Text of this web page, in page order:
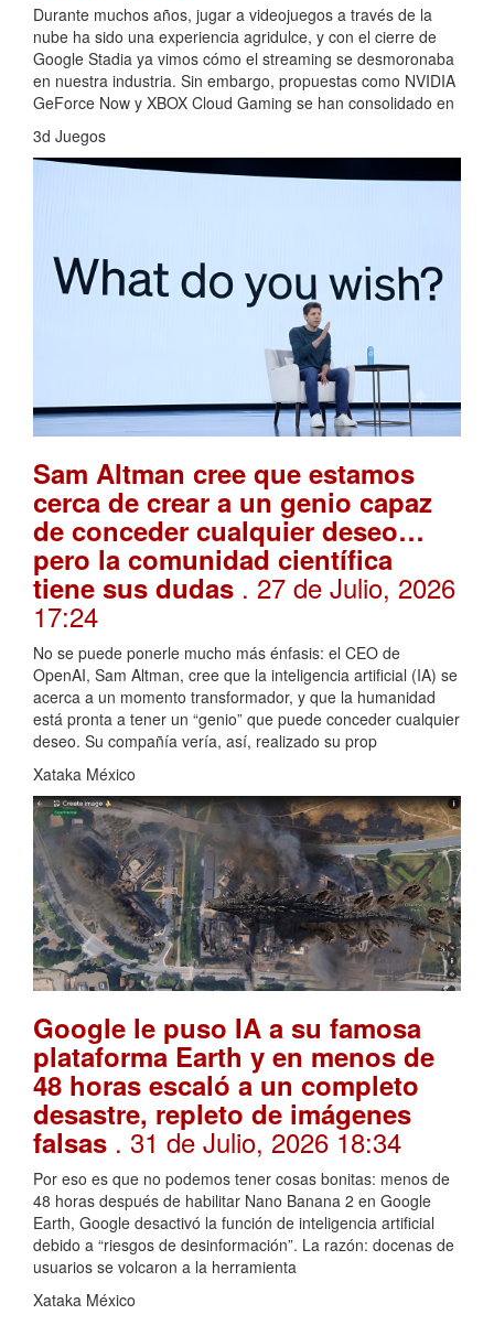
Durante muchos años, jugar a videojuegos a través de la
nube ha sido una experiencia agridulce, y con el cierre de
Google Stadia ya vimos cómo el streaming se desmoronaba
en nuestra industria. Sin embargo, propuestas como NVIDIA
GeForce Now y XBOX Cloud Gaming se han consolidado en
3d Juegos
Sam Altman cree que estamos
cerca de crear a un genio capaz
de conceder cualquier deseo…
pero la comunidad científica
tiene sus dudas . 27 de Julio, 2026
17:24
No se puede ponerle mucho más énfasis: el CEO de
OpenAI, Sam Altman, cree que la inteligencia artificial (IA) se
acerca a un momento transformador, y que la humanidad
está pronta a tener un “genio” que puede conceder cualquier
deseo. Su compañía vería, así, realizado su prop
Xataka México
Google le puso IA a su famosa
plataforma Earth y en menos de
48 horas escaló a un completo
desastre, repleto de imágenes
falsas . 31 de Julio, 2026 18:34
Por eso es que no podemos tener cosas bonitas: menos de
48 horas después de habilitar Nano Banana 2 en Google
Earth, Google desactivó la función de inteligencia artificial
debido a “riesgos de desinformación”. La razón: docenas de
usuarios se volcaron a la herramienta
Xataka México